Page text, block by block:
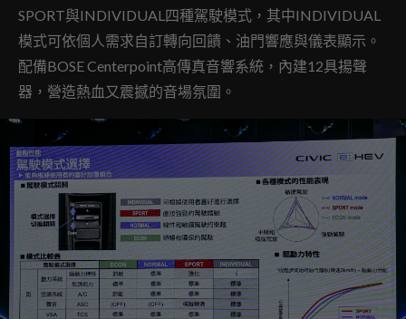
SPORT與INDIVIDUAL四種駕駛模式，其中INDIVIDUAL
模式可依個人需求自訂轉向回饋、油門響應與儀表顯示。
配備BOSE Centerpoint高傳真音響系統，內建12具揚聲
器，營造熱血又震撼的音場氛圍。